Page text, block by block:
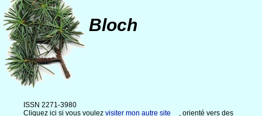
Bloch
ISSN 2271-3980
Cliquez ici si vous voulez visiter mon autre site
, orienté vers des